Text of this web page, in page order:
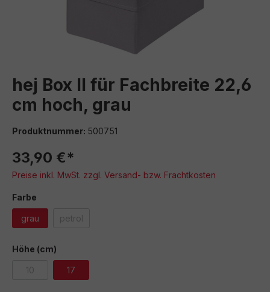
hej Box II für Fachbreite 22,6
cm hoch, grau
Produktnummer: 500751
33,90 €*
Preise inkl. MwSt. zzgl. Versand- bzw. Frachtkosten
Farbe
grau petrol(Diese Option ist zurzeit nicht verfügbar.)
Höhe (cm)
10(Diese Option ist zurzeit nicht verfügbar.)
17